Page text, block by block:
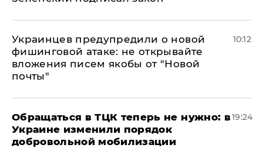
Украинцев предупредили о новой
фишинговой атаке: не открывайте
вложения писем якобы от "Новой
почты"
10:12
Обращаться в ТЦК теперь не нужно: в
Украине изменили порядок
добровольной мобилизации
19:24